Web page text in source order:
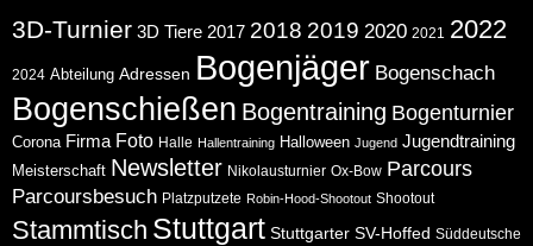
3D-Turnier 3D Tiere 2017 2018 2019 2020 2021 2022
2024 Abteilung Adressen Bogenjäger Bogenschach
Bogenschießen Bogentraining Bogenturnier
Corona Firma Foto Halle Hallentraining Halloween Jugend Jugendtraining
Meisterschaft Newsletter Nikolausturnier Ox-Bow Parcours
Parcoursbesuch Platzputzete Robin-Hood-Shootout Shootout
Stammtisch Stuttgart Stuttgarter SV-Hoffed Süddeutsche